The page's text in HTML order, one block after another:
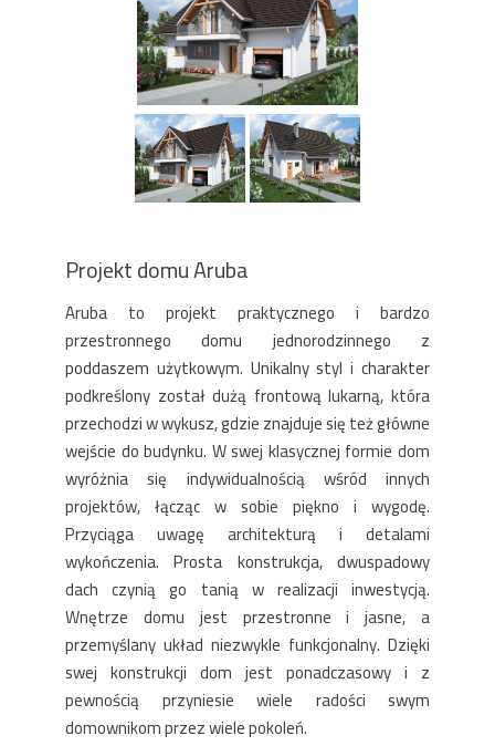
Projekt domu Aruba
Aruba to projekt praktycznego i bardzo
przestronnego domu jednorodzinnego z
poddaszem użytkowym. Unikalny styl i charakter
podkreślony został dużą frontową lukarną, która
przechodzi w wykusz, gdzie znajduje się też główne
wejście do budynku. W swej klasycznej formie dom
wyróżnia się indywidualnością wśród innych
projektów, łącząc w sobie piękno i wygodę.
Przyciąga uwagę architekturą i detalami
wykończenia. Prosta konstrukcja, dwuspadowy
dach czynią go tanią w realizacji inwestycją.
Wnętrze domu jest przestronne i jasne, a
przemyślany układ niezwykle funkcjonalny. Dzięki
swej konstrukcji dom jest ponadczasowy i z
pewnością przyniesie wiele radości swym
domownikom przez wiele pokoleń.